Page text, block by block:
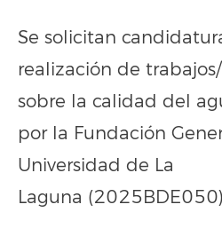
Se solicitan
realización de
sobre la calidad del
por la Fundación
Universidad de La
Laguna